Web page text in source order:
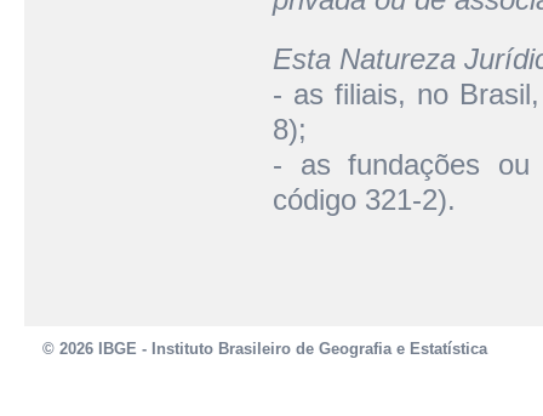
Esta Natureza
- as filiais, no
8);
- as fundações ou
código 321-2).
© 2026 IBGE - Instituto Brasileiro de Geografia e Estatística